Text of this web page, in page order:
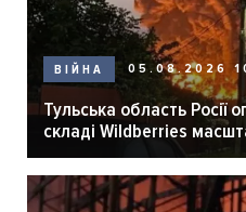
ВІЙНА 05.08.2026
Тульська область Росії
складі Wildberries